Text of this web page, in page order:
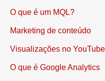
O que é um MQL?
Marketing de conteúdo
Visualizações no YouTube
O que é Google Analytics